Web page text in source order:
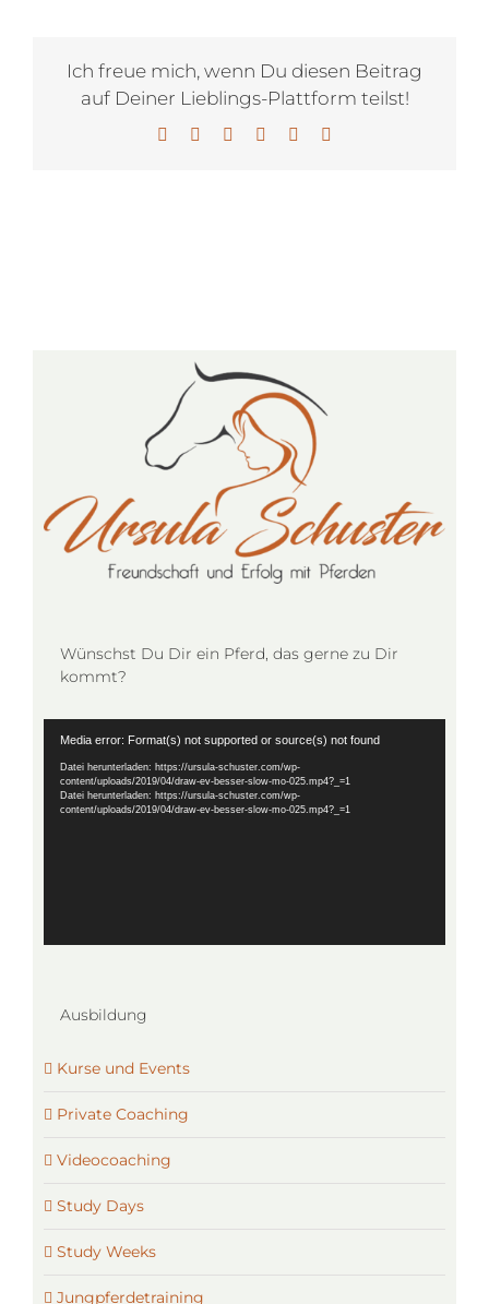
Ich freue mich, wenn Du diesen Beitrag
auf Deiner Lieblings-Plattform teilst!
Facebook LinkedInWhatsApp
Pinterest
Wünschst Du Dir ein Pferd, das gerne zu Dir
kommt?
Media error: Format(s) not supported or source(s) not found
Datei herunterladen: https://ursula-schuster.com/wp-
content/uploads/2019/04/draw-ev-besser-slow-mo-025.mp4?_=1
Datei herunterladen: https://ursula-schuster.com/wp-
content/uploads/2019/04/draw-ev-besser-slow-mo-025.mp4?_=1
Ausbildung
Kurse und Events
Private Coaching
Videocoaching
Study Days
Study Weeks
Jungpferdetraining